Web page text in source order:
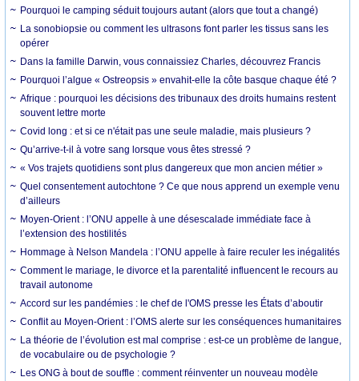
Pourquoi le camping séduit toujours autant (alors que tout a changé)
La sonobiopsie ou comment les ultrasons font parler les tissus sans les
opérer
Dans la famille Darwin, vous connaissiez Charles, découvrez Francis
Pourquoi l’algue « Ostreopsis » envahit-elle la côte basque chaque été ?
Afrique : pourquoi les décisions des tribunaux des droits humains restent
souvent lettre morte
Covid long : et si ce n'était pas une seule maladie, mais plusieurs ?
Qu’arrive-t-il à votre sang lorsque vous êtes stressé ?
« Vos trajets quotidiens sont plus dangereux que mon ancien métier »
Quel consentement autochtone ? Ce que nous apprend un exemple venu
d’ailleurs
Moyen-Orient : l’ONU appelle à une désescalade immédiate face à
l’extension des hostilités
Hommage à Nelson Mandela : l’ONU appelle à faire reculer les inégalités
Comment le mariage, le divorce et la parentalité influencent le recours au
travail autonome
Accord sur les pandémies : le chef de l'OMS presse les États d’aboutir
Conflit au Moyen-Orient : l’OMS alerte sur les conséquences humanitaires
La théorie de l’évolution est mal comprise : est-ce un problème de langue,
de vocabulaire ou de psychologie ?
Les ONG à bout de souffle : comment réinventer un nouveau modèle